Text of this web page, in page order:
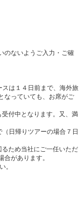
のないようご入力・ご確
は１４日前まで、海外旅
なっていても、お席がご
付中となります。又、満
日帰りツアーの場合７日
ため当社にご一任いただ
があります。
。